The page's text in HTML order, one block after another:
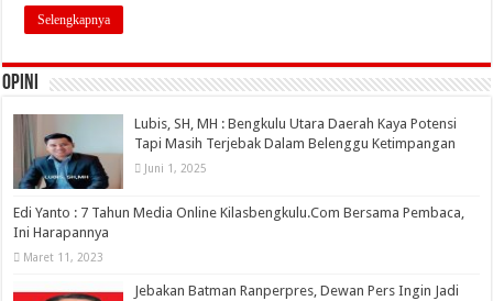
Selengkapnya
OPINI
Lubis, SH, MH : Bengkulu Utara Daerah Kaya Potensi
Tapi Masih Terjebak Dalam Belenggu Ketimpangan
Juni 1, 2025
Edi Yanto : 7 Tahun Media Online Kilasbengkulu.Com Bersama Pembaca,
Ini Harapannya
Maret 11, 2023
Jebakan Batman Ranperpres, Dewan Pers Ingin Jadi